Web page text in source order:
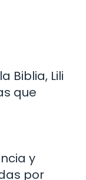
Biblia, Lili
que
y
por